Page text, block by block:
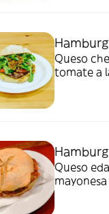
Queso
tomate a
Queso
mayonesa